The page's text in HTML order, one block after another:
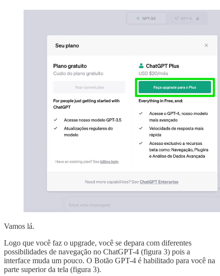
Vamos lá.
Logo que você faz o upgrade, você se depara com diferentes
possibilidades de navegação no ChatGPT-4 (figura 3) pois a
interface muda um pouco. O Botão GPT-4 é habilitado para você na
parte superior da tela (figura 3).